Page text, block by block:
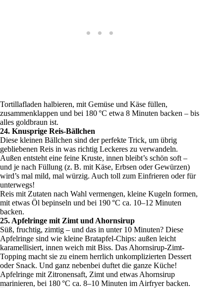
Tortillafladen halbieren, mit Gemüse und Käse füllen,
zusammenklappen und bei 180 °C etwa 8 Minuten backen – bis
alles goldbraun ist.
24. Knusprige Reis-Bällchen
Diese kleinen Bällchen sind der perfekte Trick, um übrig
gebliebenen Reis in was richtig Leckeres zu verwandeln.
Außen entsteht eine feine Kruste, innen bleibt’s schön soft –
und je nach Füllung (z. B. mit Käse, Erbsen oder Gewürzen)
wird’s mal mild, mal würzig. Auch toll zum Einfrieren oder für
unterwegs!
Reis mit Zutaten nach Wahl vermengen, kleine Kugeln formen,
mit etwas Öl bepinseln und bei 190 °C ca. 10–12 Minuten
backen.
25. Apfelringe mit Zimt und Ahornsirup
Süß, fruchtig, zimtig – und das in unter 10 Minuten? Diese
Apfelringe sind wie kleine Bratapfel-Chips: außen leicht
karamellisiert, innen weich mit Biss. Das Ahornsirup-Zimt-
Topping macht sie zu einem herrlich unkomplizierten Dessert
oder Snack. Und ganz nebenbei duftet die ganze Küche!
Apfelringe mit Zitronensaft, Zimt und etwas Ahornsirup
marinieren, bei 180 °C ca. 8–10 Minuten im Airfryer backen.